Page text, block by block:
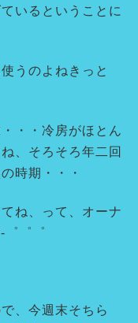
いる ということに
うのよねきっと
・・冷房がほとん
、そろそろ年二回
時期・・・
ね、って、オーナ
゜゜゜
、今週末そちら